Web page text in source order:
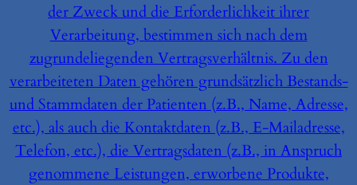
der Zweck und die Erforderlichkeit ihrer
Verarbeitung, bestimmen sich nach dem
zugrundeliegenden Vertragsverhältnis. Zu den
verarbeiteten Daten gehören grundsätzlich Bestands-
und Stammdaten der Patienten (z.B., Name, Adresse,
etc.), als auch die Kontaktdaten (z.B., E-Mailadresse,
Telefon, etc.), die Vertragsdaten (z.B., in Anspruch
genommene Leistungen, erworbene Produkte,